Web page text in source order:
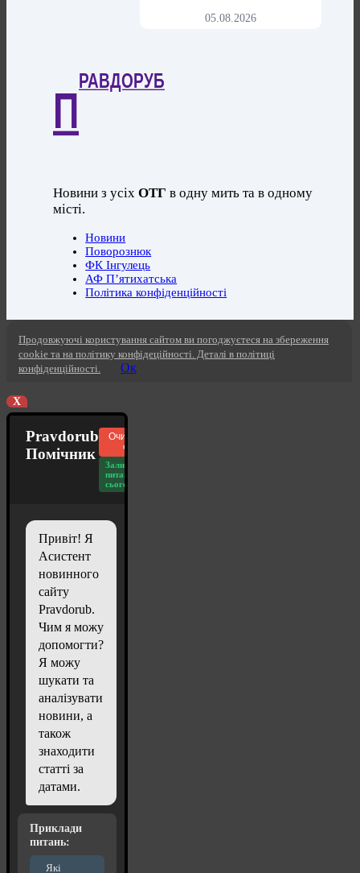
05.08.2026
П
РАВДОРУБ
Новини з усіхОТГ в одну мить та в одному
місті.
Новини
Поворознюк
ФК Інгулець
АФ П’ятихатська
Політика конфіденційності
Продовжуючі користування сайтом ви погоджуєтеся на збереження
cookie та на політику конфідеційності. Деталі в політиці
конфіденційності.
Ок
X
Pravdorub
Помічник
Очистити
чат
Залишилось
питань
сьогодні: 20
Привіт! Я
Асистент
новинного
сайту
Pravdorub.
Чим я можу
допомогти?
Я можу
шукати та
аналізувати
новини, а
також
знаходити
статті за
датами.
Приклади
питань:
Які